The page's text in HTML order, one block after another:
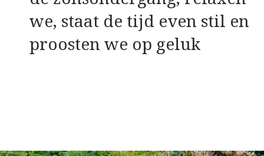
we, staat de tijd even stil en
proosten we op geluk